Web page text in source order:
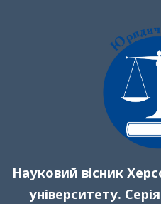
Науковий вісник
університету.